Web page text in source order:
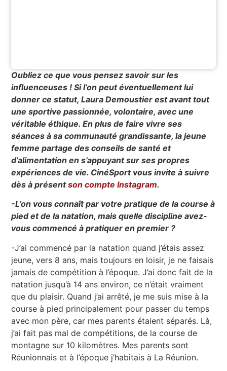
Oubliez ce que vous pensez savoir sur les
influenceuses ! Si l’on peut éventuellement lui
donner ce statut, Laura Demoustier est avant tout
une sportive passionnée, volontaire, avec une
véritable éthique. En plus de faire vivre ses
séances à sa communauté grandissante, la jeune
femme partage des conseils de santé et
d’alimentation en s’appuyant sur ses propres
expériences de vie. CinéSport vous invite à suivre
dès à présentson compte Instagram.
-L’on vous connaît par votre pratique de la course à
pied et de la natation, mais quelle discipline avez-
vous commencé à pratiquer en premier ?
-J’ai commencé par la natation quand j’étais assez
jeune, vers 8 ans, mais toujours en loisir, je ne faisais
jamais de compétition à l’époque. J’ai donc fait de la
natation jusqu’à 14 ans environ, ce n’était vraiment
que du plaisir. Quand j’ai arrêté, je me suis mise à la
course à pied principalement pour passer du temps
avec mon père, car mes parents étaient séparés. Là,
j’ai fait pas mal de compétitions, de la course de
montagne sur 10 kilomètres. Mes parents sont
Réunionnais et à l’époque j’habitais à La Réunion.